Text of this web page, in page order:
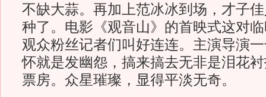
不缺大蒜。再加上范冰冰到场，才子
种了。电影《观音山》的首映式这对
观众粉丝记者们叫好连连。主演导演
怀就是发幽怨，搞来搞去无非是泪花
票房。众星璀璨，显得平淡无奇。